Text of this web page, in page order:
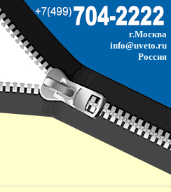
г.Москва
info@uveto.ru
Россия